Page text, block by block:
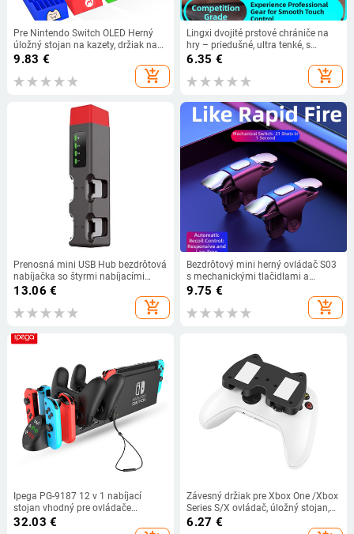
Pre Nintendo Switch OLED Herný
úložný stojan na kazety, držiak na
karty, herné karty, displej, držiak na
príslušenstvo
9.83 €
add_shopping_cart
Lingxi dvojité prstové chrániče na
hry – priedušné, ultra tenké, s
dotykovým displejom pre mobilné
6.35 €
add_shopping_cart
Prenosná mini USB Hub bezdrôtová
nabíjačka so štyrmi nabíjacími
stanicami pre herné rukoväte NS
13.06 €
add_shopping_cart
Bezdrôtový mini herný ovládač S03
s mechanickými tlačidlami a
silovou odozvou, kompatibilný s
9.75 €
add_shopping_cart
Ipega PG-9187 12 v 1 nabíjací
stojan vhodný pre ovládače
Nintendo Switch pre Switch Pro
32.03 €
Závesný držiak pre Xbox One /Xbox
Series S/X ovládač, úložný stojan,
držiak na gamepad pre herné
6.27 €